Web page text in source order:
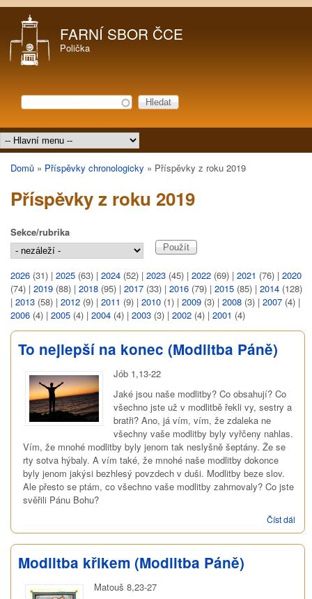
FARNÍ SBOR ČCE
Polička
Vyhledávání
Hledat
Hlavní menu
Jste zde
Domů » Příspěvky chronologicky » Příspěvky z roku 2019
Příspěvky z roku 2019
Sekce/rubrika
2026 (31) | 2025 (63) | 2024 (52) | 2023 (45) | 2022 (69) | 2021 (76) | 2020
(74) | 2019 (88) | 2018 (95) | 2017 (33) | 2016 (79) | 2015 (85) | 2014 (128)
| 2013 (58) | 2012 (9) | 2011 (9) | 2010 (1) | 2009 (3) | 2008 (3) | 2007 (4) |
2006 (4) | 2005 (4) | 2004 (4) | 2003 (3) | 2002 (4) | 2001 (4)
To nejlepší na konec (Modlitba Páně)
Jób 1,13-22
Jaké jsou naše modlitby? Co obsahují? Co
všechno jste už v modlitbě řekli vy, sestry a
bratři? Ano, já vím, vím, že zdaleka ne
všechny vaše modlitby byly vyřčeny nahlas.
Vím, že mnohé modlitby byly jenom tak neslyšně šeptány. Že se
rty sotva hýbaly. A vím také, že mnohé naše modlitby dokonce
byly jenom jakýsi bezhlesý povzdech v duši. Modlitby beze slov.
Ale přesto se ptám, co všechno vaše modlitby zahrnovaly? Co jste
svěřili Pánu Bohu?
Číst dál
na
Modlitba křikem (Modlitba Páně)
Matouš 8,23-27